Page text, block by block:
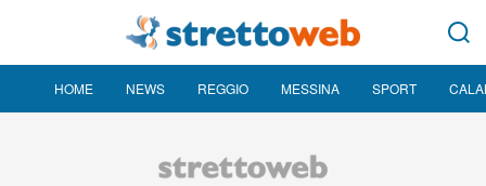
HOME NEWS REGGIO MESSINA SPORT